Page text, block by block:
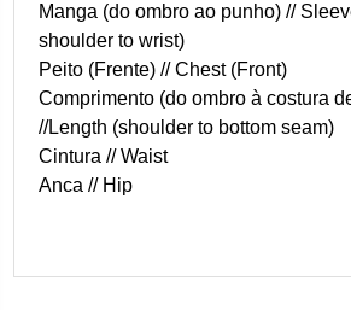
Manga (do ombro ao punho) //
shoulder to wrist)
Peito (Frente) // Chest (Front)
Comprimento (do ombro à costura
//Length (shoulder to bottom seam)
Cintura // Waist
Anca // Hip